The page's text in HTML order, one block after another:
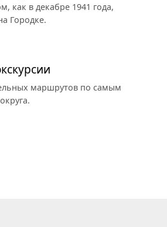
как в декабре 1941 года,
Городке.
маршрутов по самым